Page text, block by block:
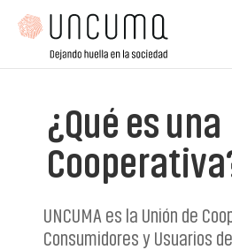
¿Qué es una
UNCUMA es la Unión de
Consumidores y Usuarios